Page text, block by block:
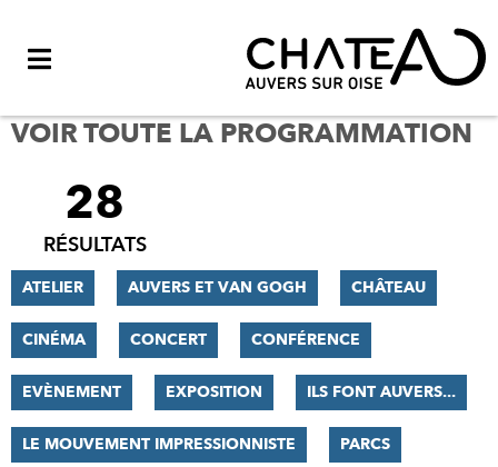
VOIR TOUTE LA PROGRAMMATION
FILTRER
RÉSULTATS
28
RÉSULTATS
ATELIER AUVERS ET VAN GOGH CHÂTEAU
CINÉMA CONCERT CONFÉRENCE
EVÈNEMENT EXPOSITION ILS FONT AUVERS...
LE MOUVEMENT IMPRESSIONNISTE PARCS